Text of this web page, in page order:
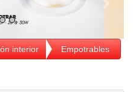
interior Empotrables